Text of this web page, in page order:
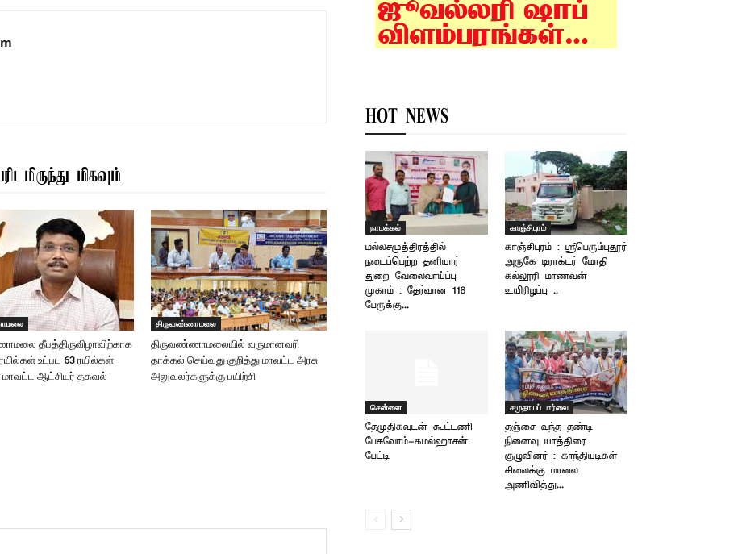
மிகவும்
தீபத்திருவிழாவிற்காக
ரயில்கள் உட்பட 63 ரயில்கள்
ஆட்சியர் தகவல்
திருவண்ணாமலை
திருவண்ணாமலையில் வருமானவரி
தாக்கல் செய்வது குறித்து மாவட்ட அரசு
அலுவலர்களுக்கு பயிற்சி
HOT NEWS
நாமக்கல்
மல்லசமுத்திரத்தில்
நடைப்பெற்ற தனியார்
துறை வேலைவாய்ப்பு
முகாம் : தேர்வான 118
பேருக்கு...
காஞ்சிபுரம்
காஞ்சிபுரம் : ஸ்ரீபெரும்புதூர்
அருகே டிராக்டர் மோதி
கல்லூரி மாணவன்
உயிரிழப்பு ..
சென்னை
தேமுதிகவுடன் கூட்டணி
பேசுவோம்-கமல்ஹாசன்
பேட்டி
சமுதாயப் பார்வை
தஞ்சை வந்த தண்டி
நினைவு யாத்திரை
குழுவினர் : காந்தியடிகள்
சிலைக்கு மாலை
அணிவித்து...